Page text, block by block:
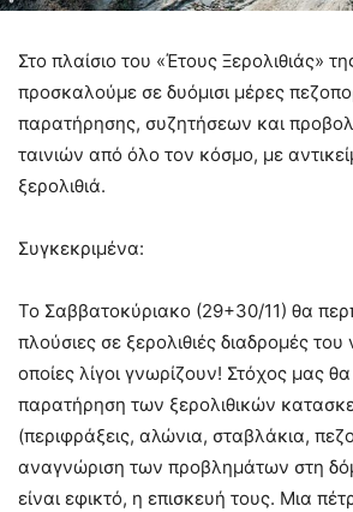
Στο πλαίσιο του «Έτους Ξερολιθιάς»
προσκαλούμε σε δυόμισι μέρες
παρατήρησης, συζητήσεων και
ταινιών από όλο τον κόσμο, με
ξερολιθιά.
Συγκεκριμένα:
Το Σαββατοκύριακο (29+30/11) θα
πλούσιες σε ξερολιθιές διαδρομές του
οποίες λίγοι γνωρίζουν! Στόχος μας θα
παρατήρηση των ξερολιθικών
(περιφράξεις, αλώνια, σταβλάκια,
αναγνώριση των προβλημάτων στη
είναι εφικτό, η επισκευή τους. Μια